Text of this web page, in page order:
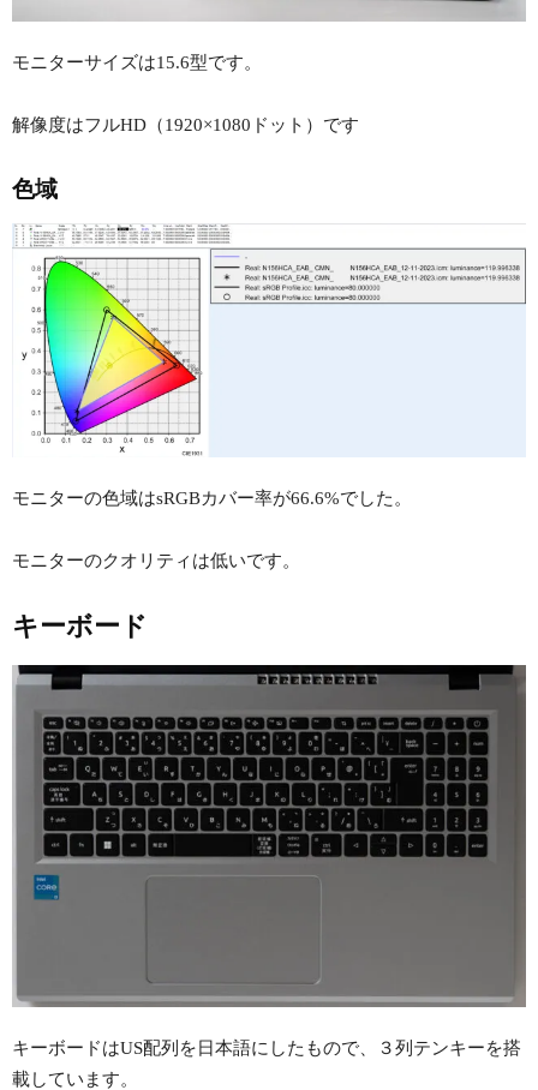
モニターサイズは15.6型です。
解像度はフルHD（1920×1080ドット）です
色域
モニターの色域はsRGBカバー率が66.6%でした。
モニターのクオリティは低いです。
キーボード
キーボードはUS配列を日本語にしたもので、３列テンキーを搭
載しています。